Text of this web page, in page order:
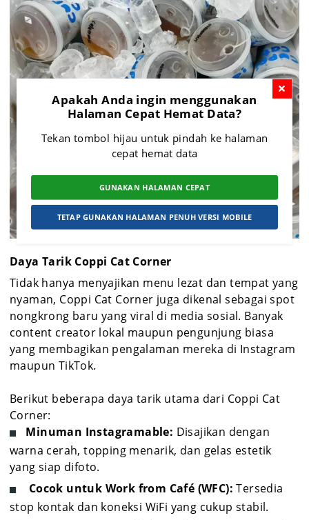
Apakah Anda ingin menggunakan
Halaman Cepat Hemat Data?
Tekan tombol hijau untuk pindah ke halaman
cepat hemat data
GUNAKAN HALAMAN CEPAT
TETAP GUNAKAN HALAMAN PENUH VERSI MOBILE
Daya Tarik Coppi Cat Corner
Tidak hanya menyajikan menu lezat dan tempat yang
nyaman, Coppi Cat Corner juga dikenal sebagai spot
nongkrong baru yang viral di media sosial. Banyak
content creator lokal maupun pengunjung biasa
yang membagikan pengalaman mereka di Instagram
maupun TikTok.
Berikut beberapa daya tarik utama dari Coppi Cat
Corner:
Minuman Instagramable: Disajikan dengan
warna cerah, topping menarik, dan gelas estetik
yang siap difoto.
Cocok untuk Work from Café (WFC):Tersedia
stop kontak dan koneksi WiFi yang cukup stabil.